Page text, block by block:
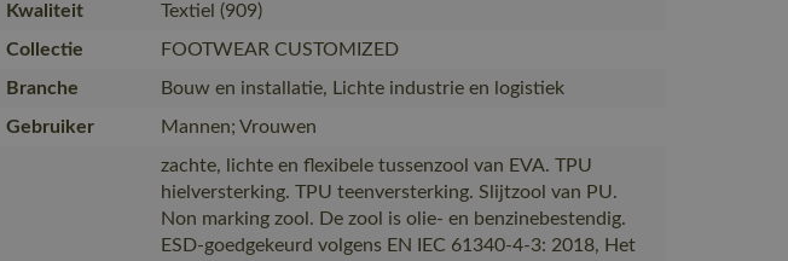
Kwaliteit
Textiel (909)
Collectie
FOOTWEAR CUSTOMIZED
Branche
Bouw en installatie, Lichte industrie en logistiek
Gebruiker
Mannen; Vrouwen
zachte, lichte en flexibele tussenzool van EVA. TPU
hielversterking. TPU teenversterking. Slijtzool van PU.
Non marking zool. De zool is olie- en benzinebestendig.
ESD-goedgekeurd volgens EN IEC 61340-4-3: 2018, Het